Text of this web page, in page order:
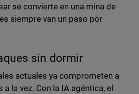
se convierte en una mina de
siempre van un paso por
sin dormir
actuales ya comprometen a
la vez. Con la IA agéntica, el